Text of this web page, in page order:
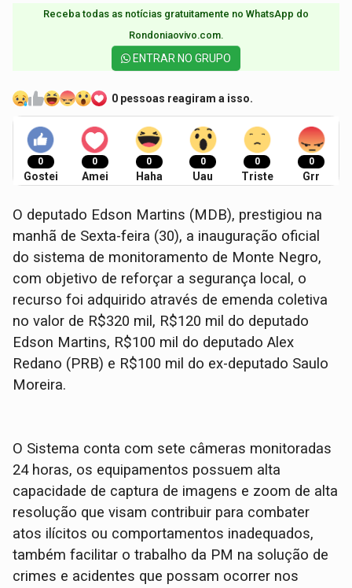
Receba todas as notícias gratuitamente no WhatsApp do
Rondoniaovivo.com.​
ENTRAR NO GRUPO
0 pessoas reagiram a isso.
0
Gostei
0
Amei
0
Haha
0
Uau
0
Triste
0
Grr
O deputado Edson Martins (MDB), prestigiou na
manhã de Sexta-feira (30), a inauguração oficial
do sistema de monitoramento de Monte Negro,
com objetivo de reforçar a segurança local, o
recurso foi adquirido através de emenda coletiva
no valor de R$320 mil, R$120 mil do deputado
Edson Martins, R$100 mil do deputado Alex
Redano (PRB) e R$100 mil do ex-deputado Saulo
Moreira.
O Sistema conta com sete câmeras monitoradas
24 horas, os equipamentos possuem alta
capacidade de captura de imagens e zoom de alta
resolução que visam contribuir para combater
atos ilícitos ou comportamentos inadequados,
também facilitar o trabalho da PM na solução de
crimes e acidentes que possam ocorrer nos